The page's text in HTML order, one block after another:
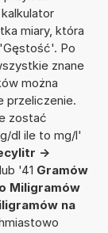
miary, która
Po
znane
można
przeliczenie.
zostać
dl ile to mg/l'
->
'41 Gramów
Miligramów
na